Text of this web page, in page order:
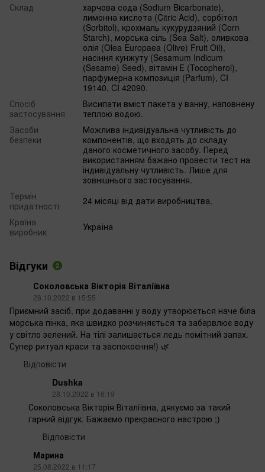
Склад
харчова сода (Sodium Bicarbonate),
лимонна кислота (Citric Acid), сорбітол
(Sorbitol), крохмаль кукурудзяний (Corn
Starch), морська сіль (Sea Salt), оливкова
олія (Olea Europaea (Olive) Fruit Oil),
насіння кунжуту (Sesamum Indicum
(Sesame) Seed), вітамін Е (Tocopherol),
парфумерна композиція (Parfum), CI
19140, CI 42090.
Спосіб
застосування
Висипати вміст пакета у ванну, наповнену
теплою водою.
Засоби
безпеки
Можлива індивідуальна чутливість до
компонентів, що входять до складу
даного косметичного засобу. Перед
використанням бажано провести тест на
індивідуальну чутливість. Лише для
зовнішнього застосування.
Термін
придатності
24 місяці від дати виробництва.
Країна
виробник
Україна
Відгуки 2
Соколовська Вікторія Віталіївна
28.10.2022 в 15:55
Приємний засіб, при додаванні у воду утворюється наче біла
морська пінка, яка швидко розчиняється та забарвлює воду
у світло зелений. На тілі залишається ледь помітний запах.
Супер ритуал краси та заспокоєння!) 🌿
Відповісти
Dushka
28.10.2022 в 16:19
Соколовська Вікторія Віталіївна, дякуємо за такий
гарний відгук. Бажаємо прекрасного настрою ;)
Відповісти
Марина
25.08.2022 в 11:17